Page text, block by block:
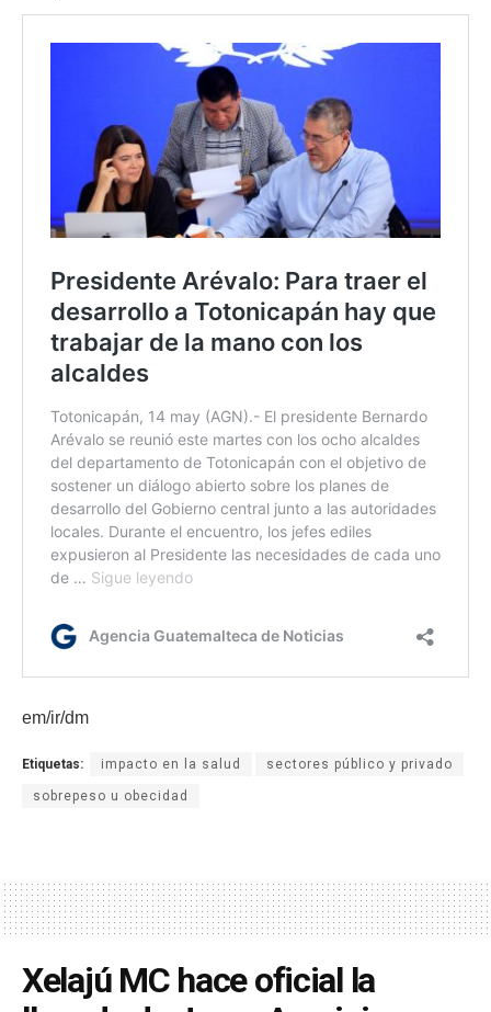
em/ir/dm
Etiquetas: impacto en la salud sectores público y privado
sobrepeso u obecidad
Xelajú MC hace oficial la